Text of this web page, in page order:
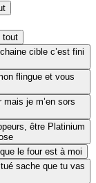
tout
cible c’est fini
flingue et vous
mais je m’en sors
être Platinium
le four est à moi
sache que tu vas